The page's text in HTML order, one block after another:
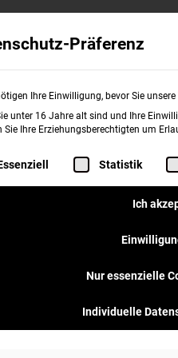
Präferenz
Ihre Einwilligung, bevor Sie
unter 16 Jahre alt sind und Ihre
Sie Ihre Erziehungsberechtigten um
eine Liste der
Statistik
Ich
Nur essenzielle
Individuelle